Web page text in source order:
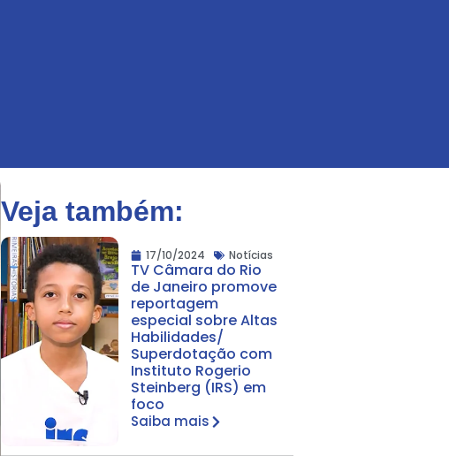
Veja também:
17/10/2024 Notícias
TV Câmara do Rio
de Janeiro promove
reportagem
especial sobre Altas
Habilidades/
Superdotação com
Instituto Rogerio
Steinberg (IRS) em
foco
Saiba mais